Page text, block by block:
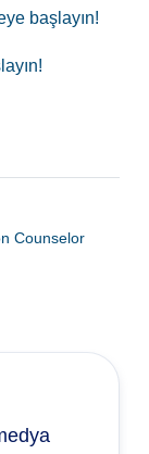
başlayın!
Counselor